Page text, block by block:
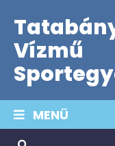
Vízmű
MENÜ